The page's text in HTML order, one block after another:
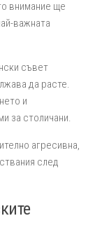
внимание ще
важната
съвет
да расте.
и
за столичани.
агресивна,
след